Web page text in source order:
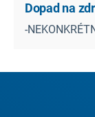
Dopad na
-